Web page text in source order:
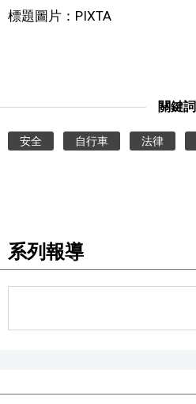
標題圖片：PIXTA
關鍵詞
安全 自行車 法律
系列報導